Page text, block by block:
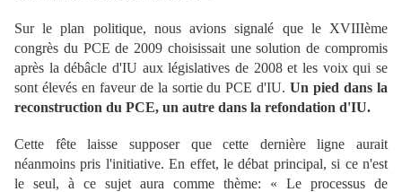
Sur le plan politique, nous avions signalé que le XVIIIème
congrès du PCE de 2009 choisissait une solution de compromis
après la débâcle d'IU aux législatives de 2008 et les voix qui se
sont élevés en faveur de la sortie du PCE d'IU. Un pied dans la
reconstruction du PCE, un autre dans la refondation d'IU.
Cette fête laisse supposer que cette dernière ligne aurait
néanmoins pris l'initiative. En effet, le débat principal, si ce n'est
le seul, à ce sujet aura comme thème: « Le processus de